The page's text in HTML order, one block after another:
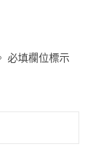
必填欄位標示